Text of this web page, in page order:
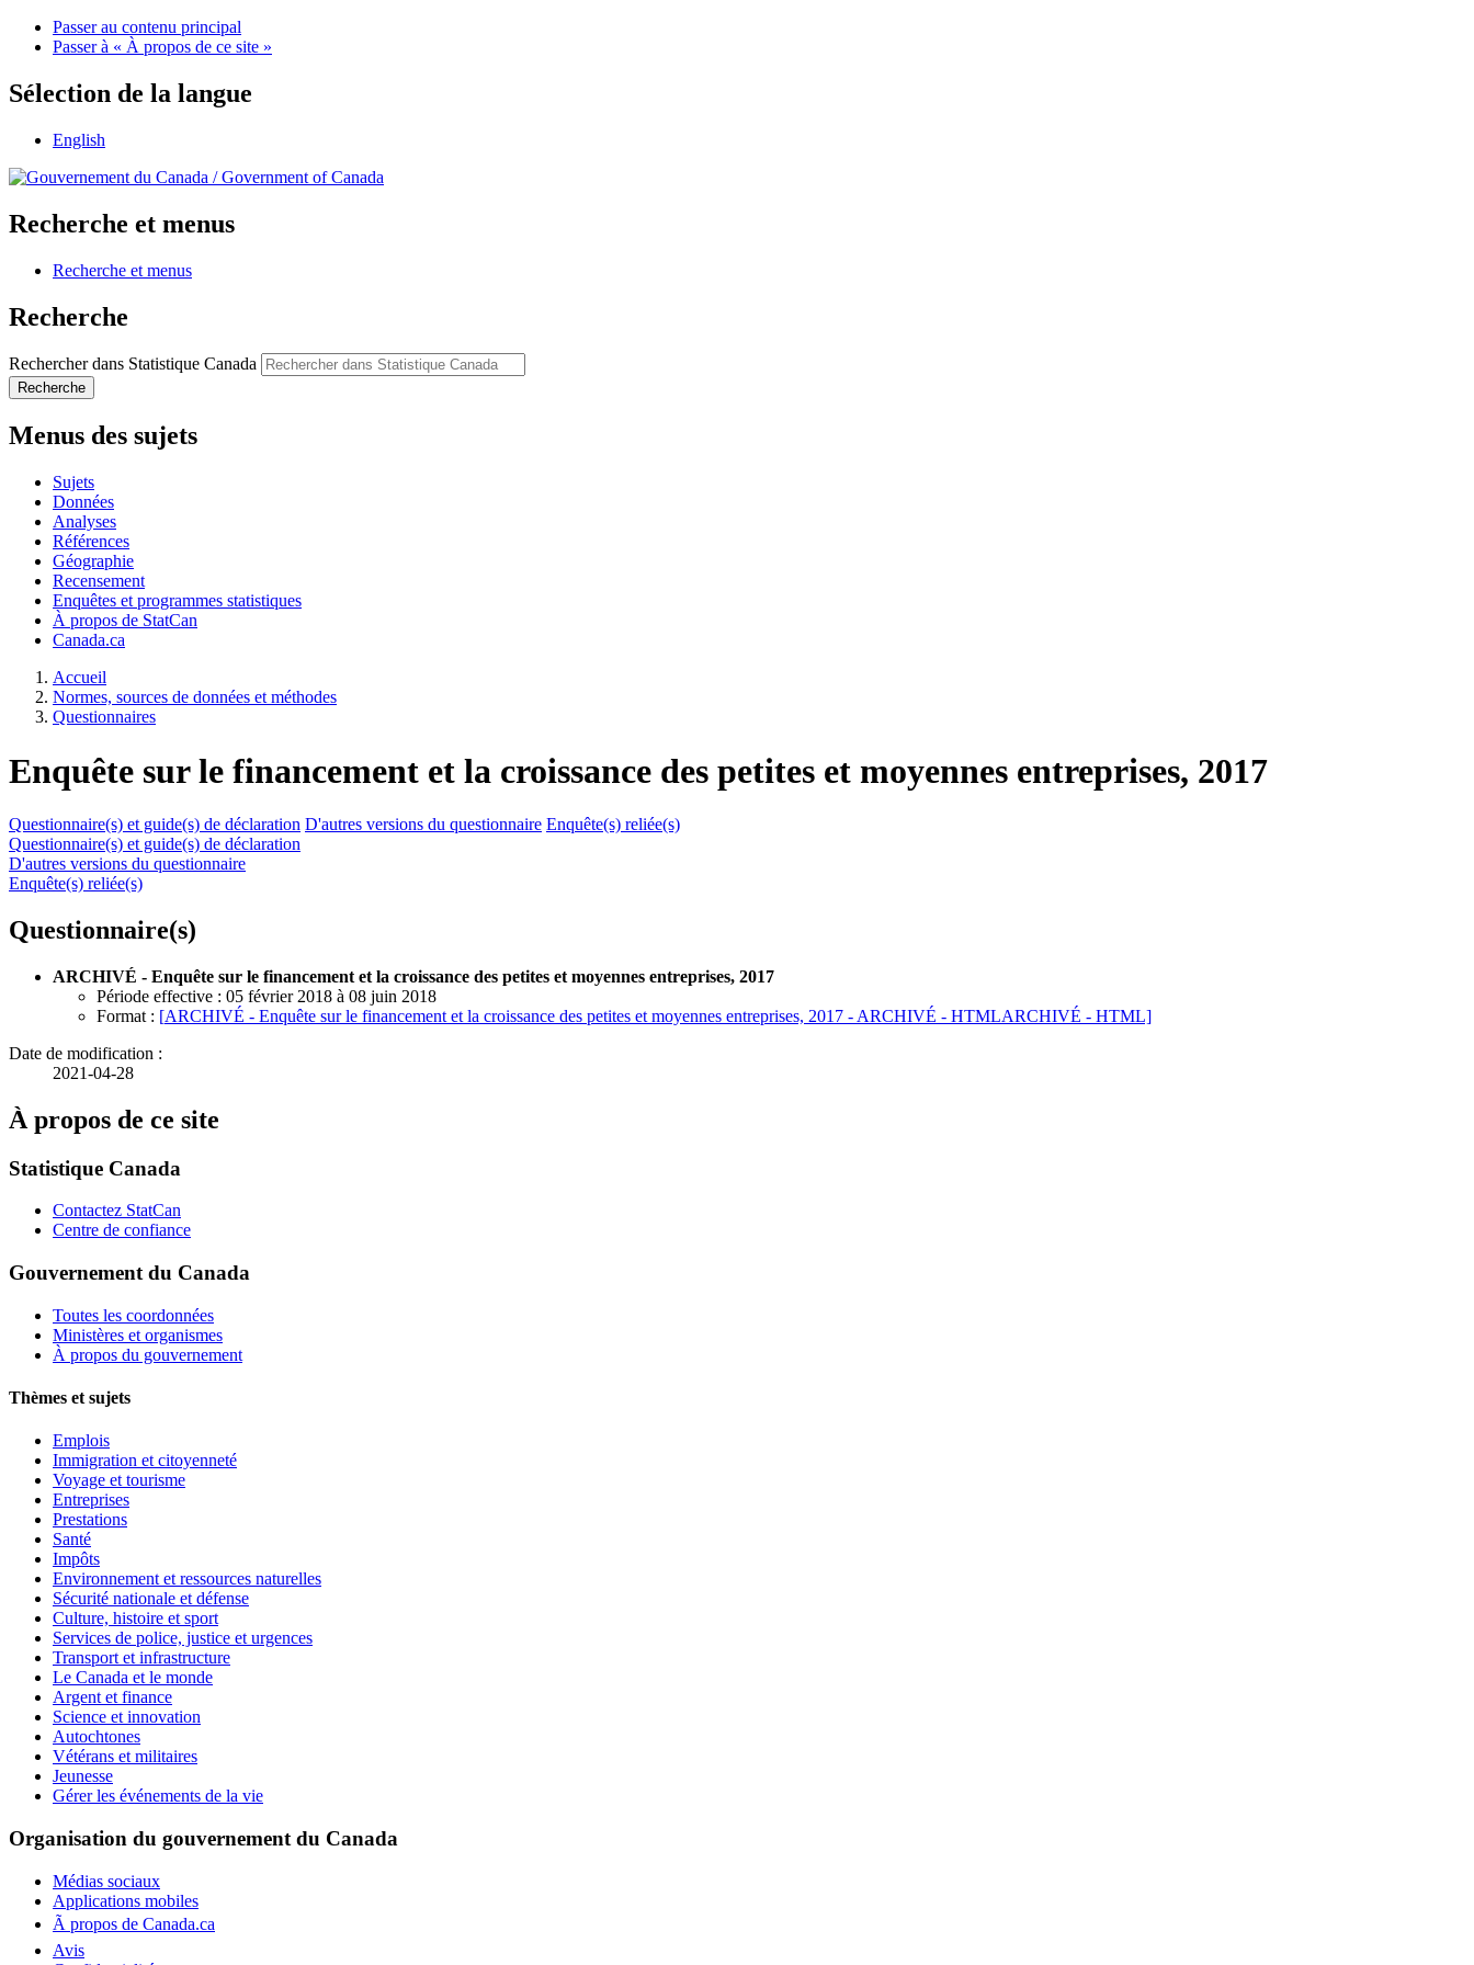
Passer au contenu principal
Passer à « À propos de ce site »
Sélection de la langue
English
/Government of Canada
Recherche et menus
Recherche et menus
Recherche
Rechercher dans Statistique Canada
Recherche
Menus des sujets
Sujets
Données
Analyses
Références
Géographie
Recensement
Enquêtes et programmes statistiques
À propos de StatCan
Canada.ca
Accueil
Normes, sources de données et méthodes
Questionnaires
Enquête sur le financement et la croissance des petites et moyennes entreprises, 2017
Questionnaire(s) et guide(s) de déclaration D'autres versions du questionnaire Enquête(s) reliée(s)
Questionnaire(s) et guide(s) de déclaration
D'autres versions du questionnaire
Enquête(s) reliée(s)
Questionnaire(s)
ARCHIVÉ - Enquête sur le financement et la croissance des petites et moyennes entreprises, 2017
Période effective : 05 février 2018 à 08 juin 2018
Format : [ARCHIVÉ - Enquête sur le financement et la croissance des petites et moyennes entreprises, 2017 - ARCHIVÉ - HTMLARCHIVÉ - HTML]
Date de modification :
2021-04-28
À propos de ce site
Statistique Canada
Contactez StatCan
Centre de confiance
Gouvernement du Canada
Toutes les coordonnées
Ministères et organismes
À propos du gouvernement
Thèmes et sujets
Emplois
Immigration et citoyenneté
Voyage et tourisme
Entreprises
Prestations
Santé
Impôts
Environnement et ressources naturelles
Sécurité nationale et défense
Culture, histoire et sport
Services de police, justice et urgences
Transport et infrastructure
Le Canada et le monde
Argent et finance
Science et innovation
Autochtones
Vétérans et militaires
Jeunesse
Gérer les événements de la vie
Organisation du gouvernement du Canada
Médias sociaux
Applications mobiles
Ã propos de Canada.ca
Avis